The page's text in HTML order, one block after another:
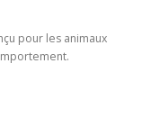
pour les animaux